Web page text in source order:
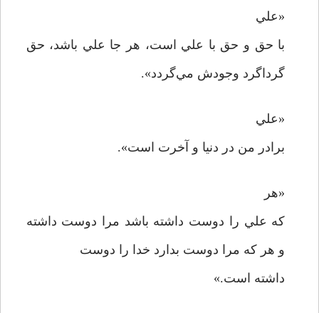
«علي
با حق و حق با علي است، هر جا علي باشد، حق
گرداگرد وجودش مي‌گردد».
«علي
برادر من در دنيا و آخرت است».
«هر
که علي را دوست داشته باشد مرا دوست داشته
و هر که مرا دوست بدارد خدا را دوست
داشته است.»